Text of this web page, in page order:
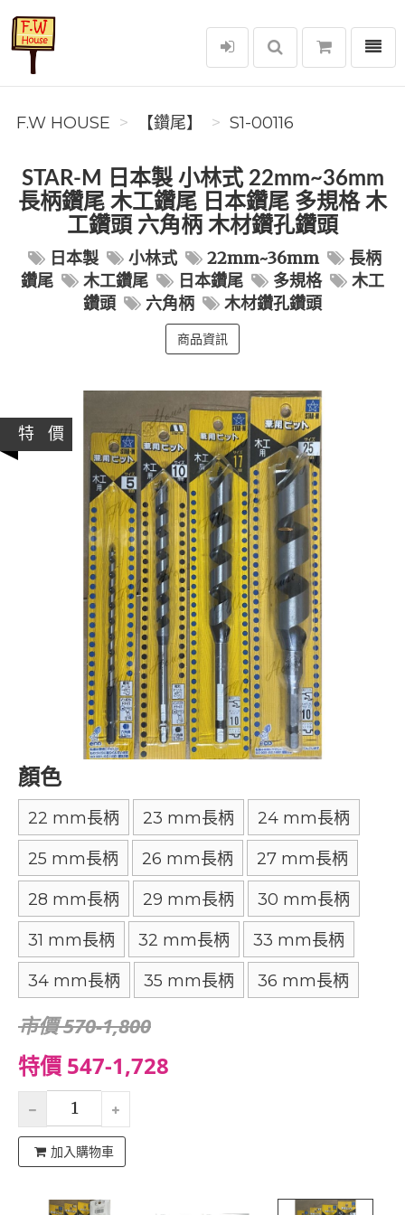
F.W House
選單
F.W HOUSE 【鑽尾】 S1-00116
STAR-M 日本製 小林式 22mm~36mm
長柄鑽尾 木工鑽尾 日本鑽尾 多規格 木
工鑽頭 六角柄 木材鑽孔鑽頭
日本製 小林式 22mm~36mm
長柄
鑽尾
木工鑽尾 日本鑽尾 多規格
木工
鑽頭
六角柄 木材鑽孔鑽頭
商品資訊
特 價
顏色
22 mm長柄 23 mm長柄 24 mm長柄
25 mm長柄 26 mm長柄 27 mm長柄
28 mm長柄 29 mm長柄 30 mm長柄
31 mm長柄 32 mm長柄 33 mm長柄
34 mm長柄 35 mm長柄 36 mm長柄
市價 570-1,800
特價 547-1,728
加入購物車